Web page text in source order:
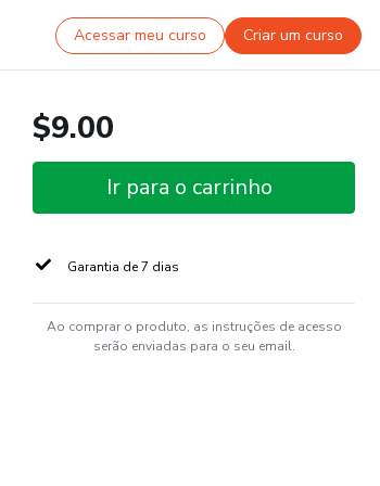
Acessar meu curso Criar um curso
$9.00
Ir para o carrinho
Garantia de 7 dias
Ao comprar o produto, as instruções de acesso
serão enviadas para o seu email.